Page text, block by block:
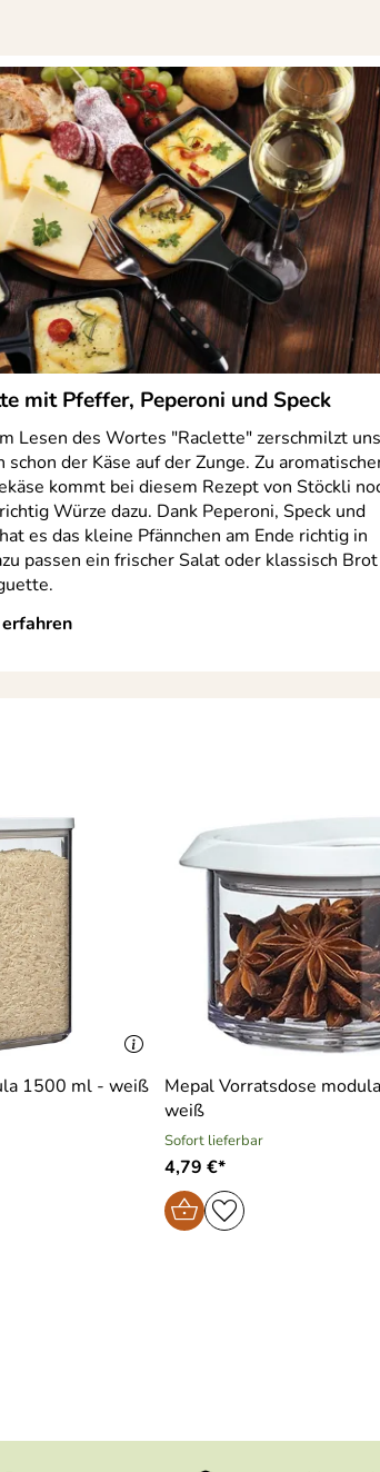
mit Pfeffer, Peperoni und Speck
Lesen des Wortes "Raclette" zerschmilzt uns
schon der Käse auf der Zunge. Zu
kommt bei diesem Rezept von Stöckli
Würze dazu. Dank Peperoni, Speck und
es das kleine Pfännchen am Ende richtig in
passen ein frischer Salat oder klassisch Brot
1500 ml - weiß
Mepal Vorratsdose
weiß
Sofort lieferbar
4,79 €*